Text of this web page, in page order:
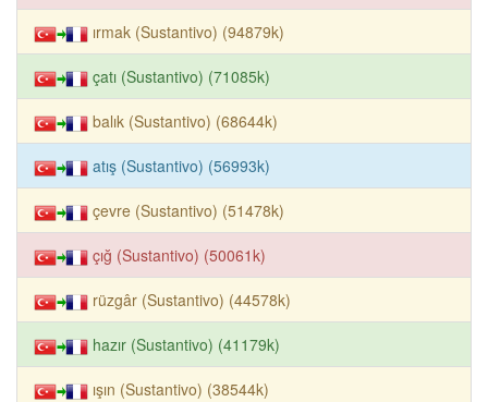
ırmak (Sustantivo) (94879k)
çatı (Sustantivo) (71085k)
balık (Sustantivo) (68644k)
atış (Sustantivo) (56993k)
çevre (Sustantivo) (51478k)
çığ (Sustantivo) (50061k)
rüzgâr (Sustantivo) (44578k)
hazır (Sustantivo) (41179k)
ışın (Sustantivo) (38544k)